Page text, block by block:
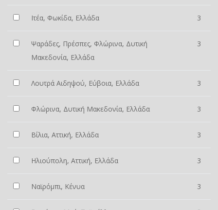
Ιτέα, Φωκίδα, Ελλάδα 3
Ψαράδες, Πρέσπες, Φλώρινα, Δυτική
Μακεδονία, Ελλάδα
3
Λουτρά Αιδηψού, Εύβοια, Ελλάδα 3
Φλώρινα, Δυτική Μακεδονία, Ελλάδα 3
Βίλια, Αττική, Ελλάδα 3
Ηλιούπολη, Αττική, Ελλάδα 3
Ναϊρόμπι, Κένυα 3